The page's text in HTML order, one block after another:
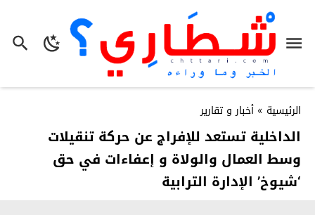
الرئيسية » أخبار و تقارير
الداخلية تستعد للإفراج عن حركة تنقيلات
وسط العمال والولاة و إعفاءات في حق
‘شيوخ’ الإدارة الترابية